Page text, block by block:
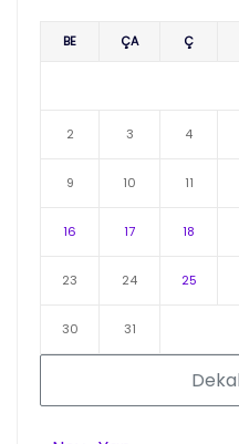
BE ÇA Ç
2 3 4
9 10 11
16 17 18
23 24 25
30 31